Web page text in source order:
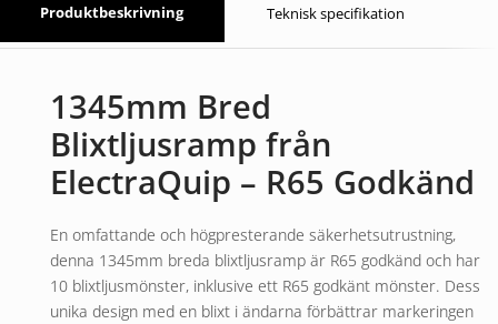
Produktbeskrivning Teknisk specifikation
1345mm Bred
Blixtljusramp från
ElectraQuip – R65 Godkänd
En omfattande och högpresterande säkerhetsutrustning,
denna 1345mm breda blixtljusramp är R65 godkänd och har
10 blixtljusmönster, inklusive ett R65 godkänt mönster. Dess
unika design med en blixt i ändarna förbättrar markeringen